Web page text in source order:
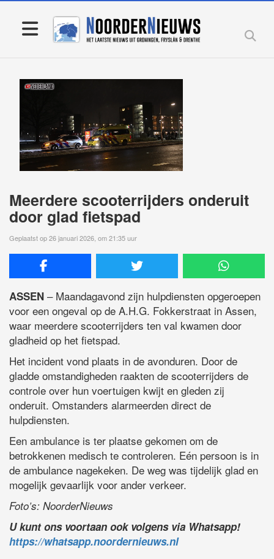
Meerdere scooterrijders onderuit
door glad fietspad
Geplaatst op 26 januari 2026, om 21:35 uur
ASSEN – Maandagavond zijn hulpdiensten opgeroepen
voor een ongeval op de A.H.G. Fokkerstraat in Assen,
waar meerdere scooterrijders ten val kwamen door
gladheid op het fietspad.
Het incident vond plaats in de avonduren. Door de
gladde omstandigheden raakten de scooterrijders de
controle over hun voertuigen kwijt en gleden zij
onderuit. Omstanders alarmeerden direct de
hulpdiensten.
Een ambulance is ter plaatse gekomen om de
betrokkenen medisch te controleren. Eén persoon is in
de ambulance nagekeken. De weg was tijdelijk glad en
mogelijk gevaarlijk voor ander verkeer.
Foto’s: NoorderNieuws
U kunt ons voortaan ook volgens via Whatsapp!
https://whatsapp.noordernieuws.nl